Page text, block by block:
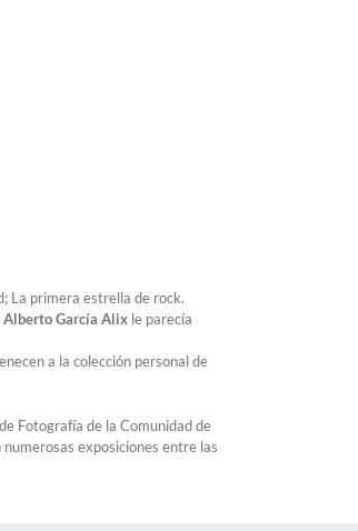
La primera estrella de rock.
Alberto García Alix le parecía
a la colección personal de
Fotografía de la Comunidad de
exposiciones entre las